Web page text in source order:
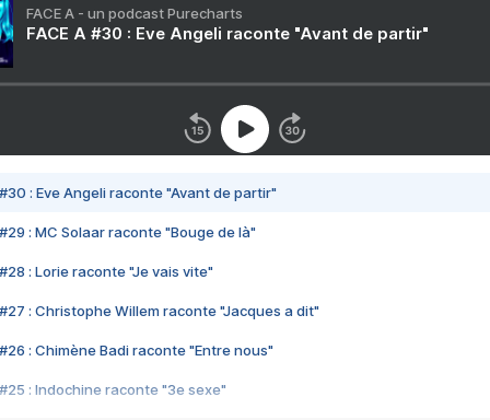
FACE A - un podcast Purecharts
FACE A #30 : Eve Angeli raconte "Avant de partir"
#30 : Eve Angeli raconte "Avant de partir"
#29 : MC Solaar raconte "Bouge de là"
#28 : Lorie raconte "Je vais vite"
#27 : Christophe Willem raconte "Jacques a dit"
#26 : Chimène Badi raconte "Entre nous"
#25 : Indochine raconte "3e sexe"